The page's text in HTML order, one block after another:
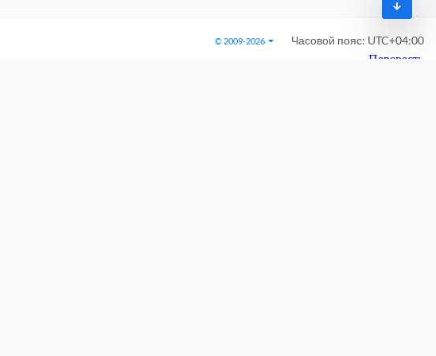
© 2009-2026 Часовой пояс: UTC+04:00